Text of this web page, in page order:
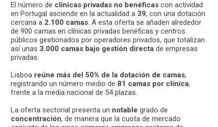
El número de clínicas privadas no benéficas con actividad
en Portugal asciende en la actualidad a 39, con una dotación
cercana a 2.100 camas. A esta oferta se añaden alrededor
de 900 camas en clínicas privadas benéficas y centros
públicos gestionados por operadores privados, que totalizan
así unas 3.000 camas bajo gestión directa de empresas
privadas.
Lisboa reúne más del 50% de la dotación de camas,
registrando un número medio de 81 camas por clínica,
frente a la media nacional de 54 plazas.
La oferta sectorial presenta un notable grado de
concentración, de manera que la cuota de mercado